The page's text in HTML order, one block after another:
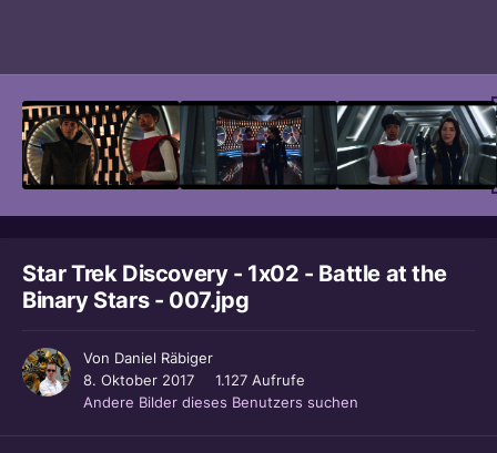
Star Trek Discovery - 1x02 - Battle at the
Binary Stars - 007.jpg
Von Daniel Räbiger
8. Oktober 2017
1.127 Aufrufe
Andere Bilder dieses Benutzers suchen